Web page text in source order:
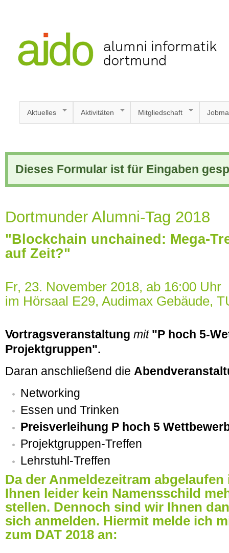
Aktuelles Aktivitäten Mitgliedschaft
Dieses Formular ist für Eingaben
Dortmunder Alumni-Tag 2018
"Blockchain unchained: Mega-
auf Zeit?"
Fr, 23. November 2018, ab 16:00 Uhr
im Hörsaal E29, Audimax Gebäude,
Vortragsveranstaltung mit "P hoch 5-
Projektgruppen".
Daran anschließend die
Networking
Essen und Trinken
Preisverleihung P hoch 5
Projektgruppen-Treffen
Lehrstuhl-Treffen
Da der Anmeldezeitram
Ihnen leider kein Namensschild
stellen. Dennoch sind wir Ihnen
sich anmelden. Hiermit melde ich
zum DAT 2018 an: